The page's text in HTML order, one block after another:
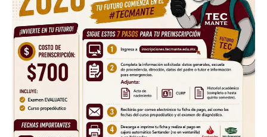
Don't miss
out!
Sing up for our newsletter
to stay in the loop.
SUBSCRIBE